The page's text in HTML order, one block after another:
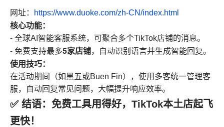
网址： https://www.duoke.com/zh-CN/index.html
核心功能：
- 全球AI智能客服系统，可聚合多个TikTok店铺的消息。
- 免费支持最多5家店铺，自动识别语言并生成智能回复。
使用技巧：
在活动期间（如黑五或Buen Fin），使用多客统一管理客
服，自动回复常见问题，大幅提升响应效率。
✅ 结语：免费工具用得好，TikTok本土店起飞
更快！